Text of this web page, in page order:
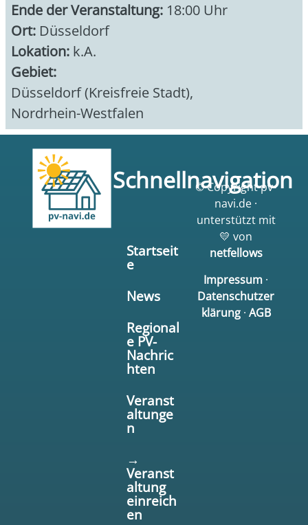
Ende der Veranstaltung: 18:00 Uhr
Ort: Düsseldorf
Lokation: k.A.
Gebiet:
Düsseldorf (Kreisfreie Stadt),
Nordrhein-Westfalen
Schnellnavigation
Startseit
e
News
Regional
e PV-
Nachric
hten
Veranst
altunge
n
→
Veranst
altung
einreich
en
© Copyright pv-
navi.de ·
unterstützt mit
💛 von
netfellows
Impressum ·
Datenschutzer
klärung· AGB